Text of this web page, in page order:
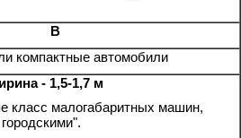
B
компактные автомобили
- 1,5-1,7 м
класс малогабаритных машин,